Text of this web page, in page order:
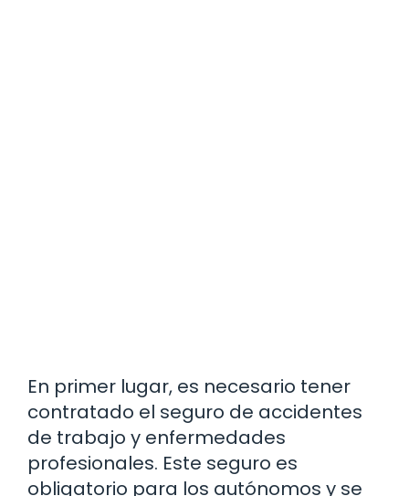
En primer lugar, es necesario tener
contratado el seguro de accidentes
de trabajo y enfermedades
profesionales. Este seguro es
obligatorio para los autónomos y se